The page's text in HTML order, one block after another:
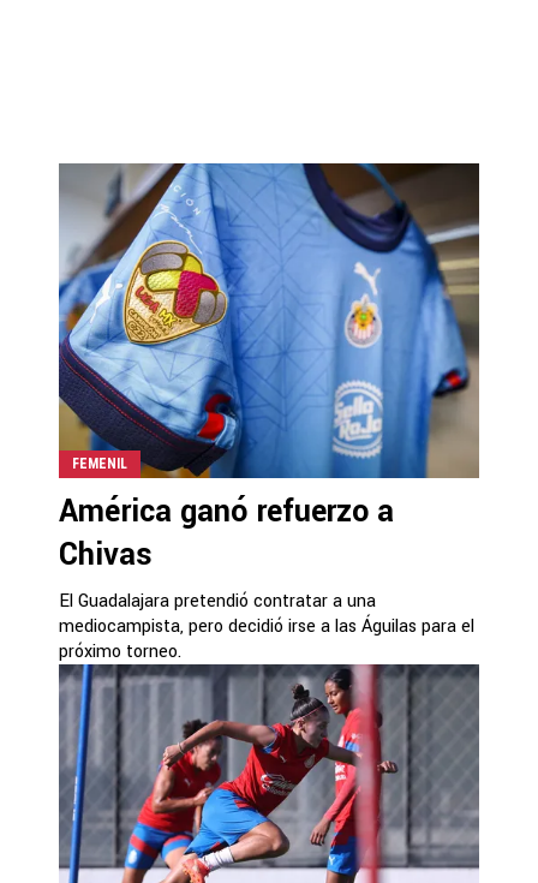
FEMENIL
América ganó refuerzo a
Chivas
El Guadalajara pretendió contratar a una
mediocampista, pero decidió irse a las Águilas para el
próximo torneo.